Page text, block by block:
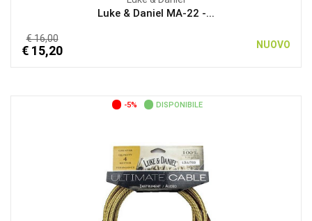
Luke & Daniel MA-22 -...
€ 16,00
€ 15,20 NUOVO
-5% DISPONIBILE